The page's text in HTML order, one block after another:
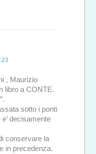
, Maurizio
libro a CONTE.
sotto i ponti
decisamente
conservare la
in precedenza.